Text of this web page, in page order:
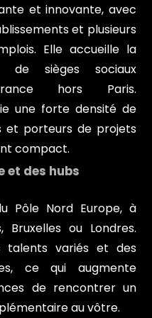
et innovante, avec
et plusieurs
Elle accueille la
de sièges sociaux
hors Paris.
une forte densité de
et porteurs de projets
compact.
et des hubs
Pôle Nord Europe, à
ou Londres.
talents variés et des
ce qui augmente
de rencontrer un
au vôtre.